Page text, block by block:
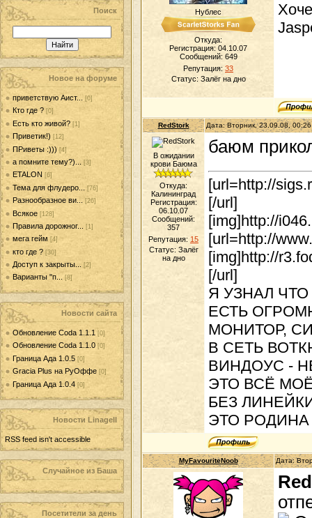
Поиск
Новое на форуме
приветствую Аист... [0]
Кто где ? [0]
Есть кто живой? [1]
Приветик!) [12]
ПРиветы :))) [4]
а помните тему?)... [3]
ETALON [6]
Тема для флудеро... [76]
Разнообразное ви... [26]
Всякое [128]
Правила дорожног... [1]
мега гейм [4]
кто где ? [30]
Доступ к закрыты... [2]
Варианты "п... [8]
Новости сайта
Обновление Coda 1.1.1 [0]
Обновление Coda 1.1.0 [0]
Граница Ада 1.0.5 [0]
Gracia Plus на РуОффе [0]
Граница Ада 1.0.4 [0]
Новости LinageII
RSS feed isn't accessible
Случайное из Баша
Посетители за день
Нублес
Откуда:
Регистрация: 04.10.07
Сообщений: 649
Репутация: 33
Статус: Залёг на дно
RedStork Дата: Вторник, 23.09.08,
В ожидании
крови Баюма
Откуда:
Калининград
Регистрация:
06.10.07
Сообщений:
357
Репутация: 15
Статус: Залёг
на дно
баюм
[url=http://
[/url]
[img]http://
[url=http://
[img]http://
[/url]
Я УЗНАЛ
ЕСТЬ
МОНИТОР,
В СЕТЬ
ВИНДОУС -
ЭТО ВСЁ
БЕЗ
ЭТО
MyFavouriteNoob Дата: